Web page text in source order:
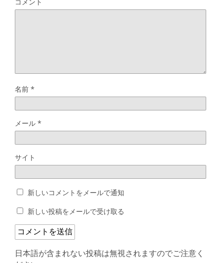
コメント
名前 *
メール *
サイト
新しいコメントをメールで通知
新しい投稿をメールで受け取る
日本語が含まれない投稿は無視されますのでご注意く